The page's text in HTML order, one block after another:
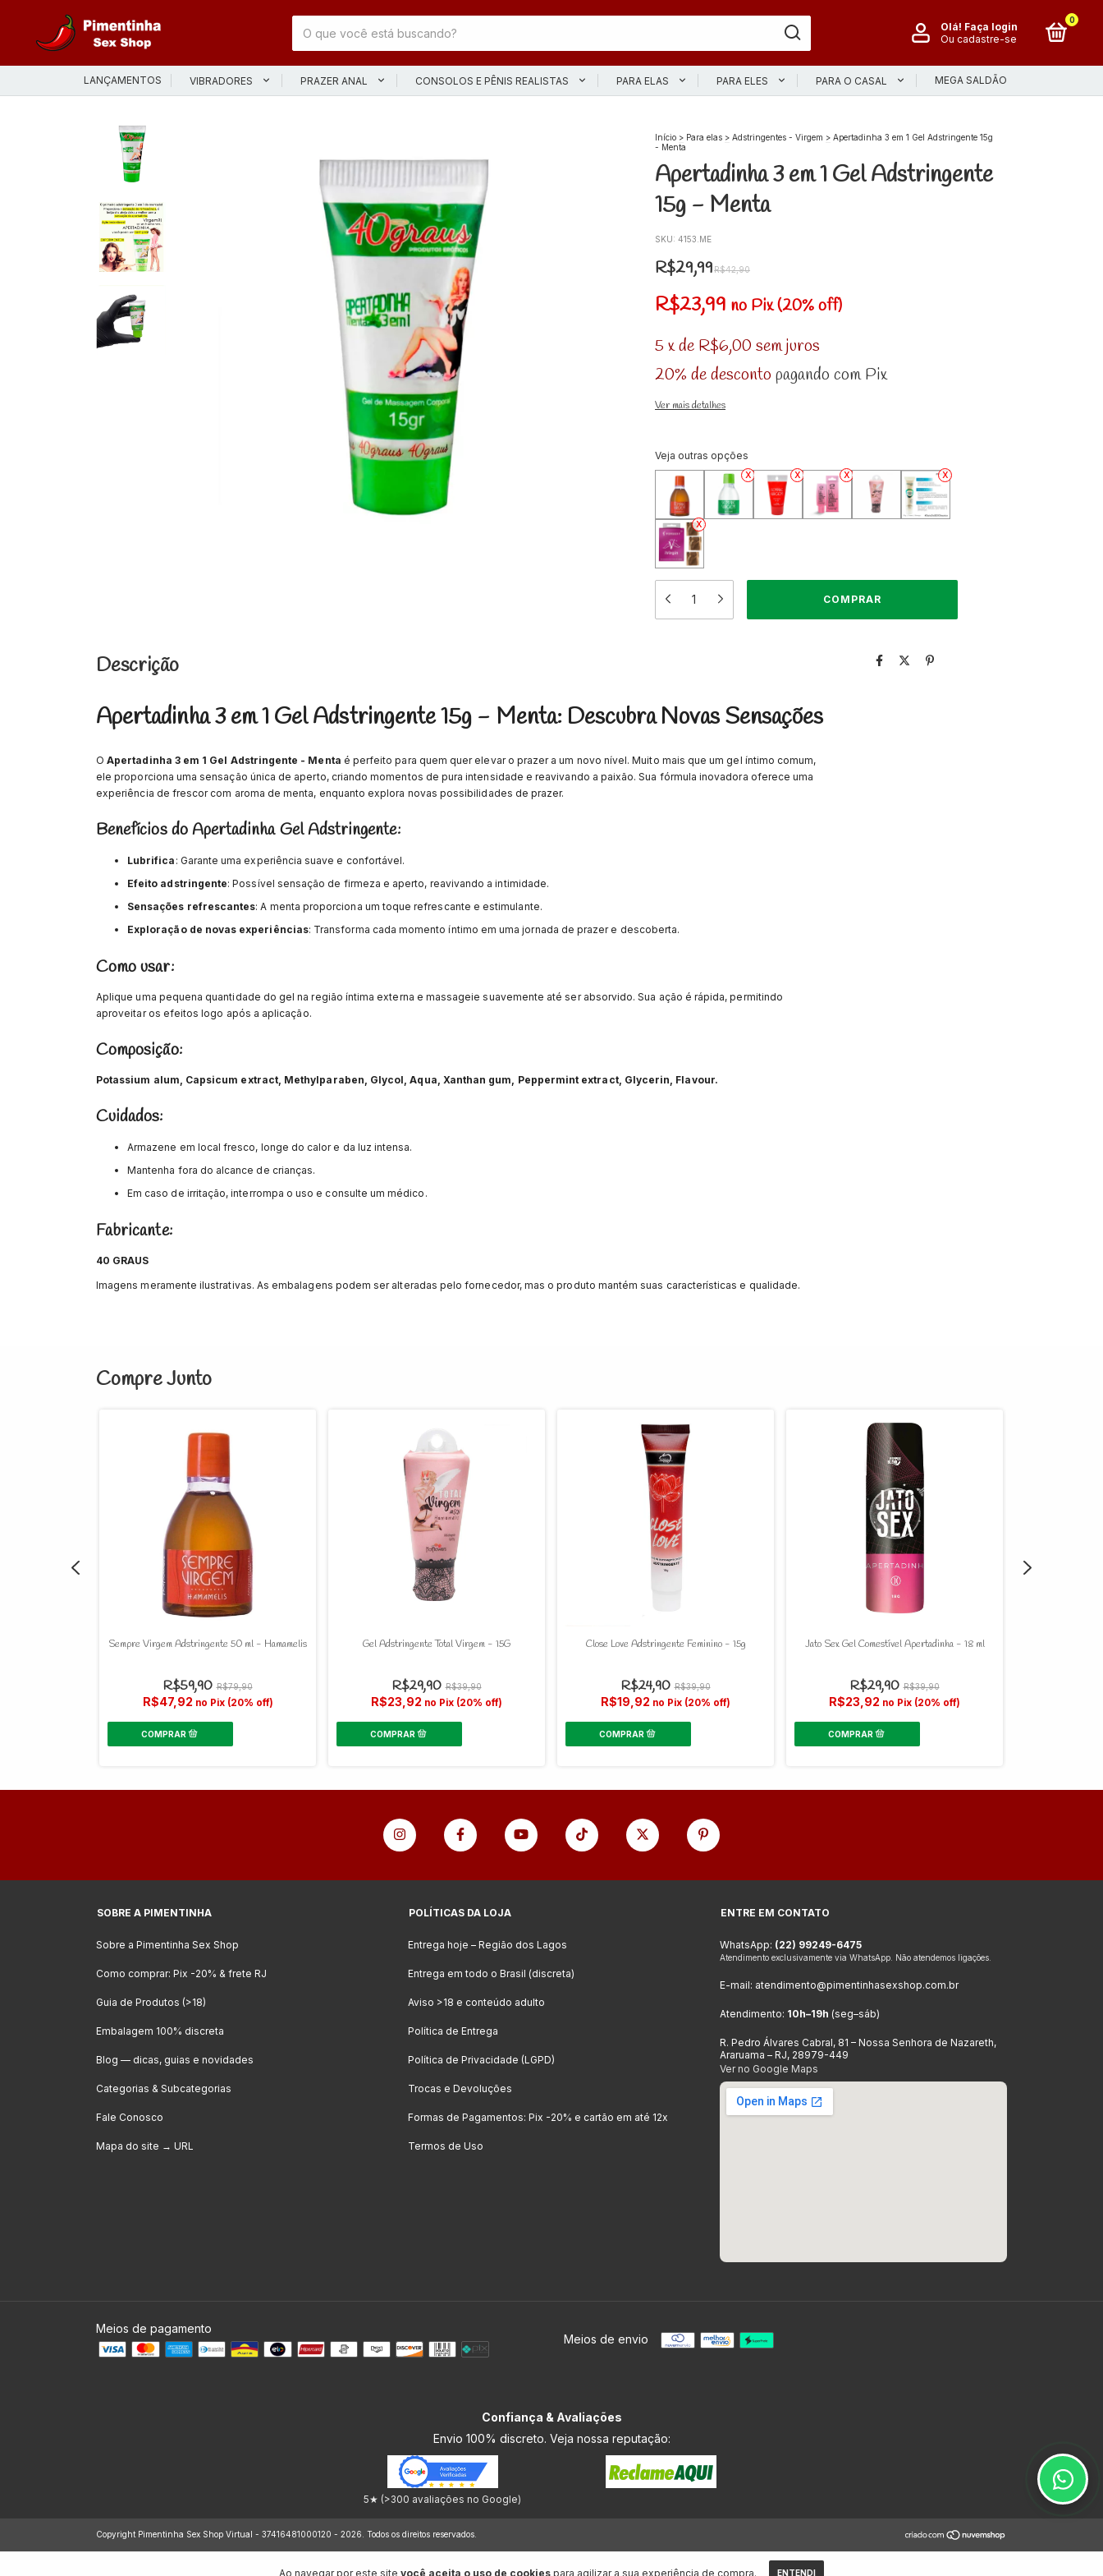
Olá! Faça login
Ou cadastre-se
0
LANÇAMENTOS VIBRADORES PRAZER ANAL CONSOLOS E PÊNIS REALISTAS PARA ELAS PARA ELES PARA O CASAL MEGA SALDÃO
Ao navegar por este site você aceita o uso de cookies para agilizar a sua experiência de compra. ENTENDI
Início > Para elas > Adstringentes - Virgem > Apertadinha 3 em 1 Gel Adstringente 15g
- Menta
Apertadinha 3 em 1 Gel Adstringente
15g - Menta
SKU: 4153.ME
R$29,99R$42,90
R$23,99 no Pix (20% off)
5 xde R$6,00 sem juros
20% de desconto pagando com Pix
Ver mais detalhes
Veja outras opções
Descrição
Apertadinha 3 em 1 Gel Adstringente 15g - Menta: Descubra Novas Sensações
OApertadinha 3 em 1 Gel Adstringente - Menta é perfeito para quem quer elevar o prazer a um novo nível. Muito mais que um gel íntimo comum,
ele proporciona uma sensação única de aperto, criando momentos de pura intensidade e reavivando a paixão. Sua fórmula inovadora oferece uma
experiência de frescor com aroma de menta, enquanto explora novas possibilidades de prazer.
Benefícios do Apertadinha Gel Adstringente:
Lubrifica : Garante uma experiência suave e confortável.
Efeito adstringente: Possível sensação de firmeza e aperto, reavivando a intimidade.
Sensações refrescantes: A menta proporciona um toque refrescante e estimulante.
Exploração de novas experiências: Transforma cada momento íntimo em uma jornada de prazer e descoberta.
Como usar:
Aplique uma pequena quantidade do gel na região íntima externa e massageie suavemente até ser absorvido. Sua ação é rápida, permitindo
aproveitar os efeitos logo após a aplicação.
Composição:
Potassium alum, Capsicum extract, Methylparaben, Glycol, Aqua, Xanthan gum, Peppermint extract, Glycerin, Flavour.
Cuidados:
Armazene em local fresco, longe do calor e da luz intensa.
Mantenha fora do alcance de crianças.
Em caso de irritação, interrompa o uso e consulte um médico.
Fabricante:
40 GRAUS
Imagens meramente ilustrativas. As embalagens podem ser alteradas pelo fornecedor, mas o produto mantém suas características e qualidade.
Compre Junto
Sempre Virgem Adstringente 50 ml - Hamamelis
R$59,90 R$79,90
R$47,92 no Pix (20% off)
Gel Adstringente Total Virgem - 15G
R$29,90 R$39,90
R$23,92 no Pix (20% off)
Close Love Adstringente Feminino - 15g
R$24,90 R$39,90
R$19,92 no Pix (20% off)
Jato Sex Gel Comestível Apertadinha - 18 ml
R$29,90 R$39,90
R$23,92 no Pix (20% off)
SOBRE A PIMENTINHA
Sobre a Pimentinha Sex Shop
Como comprar: Pix -20% & frete RJ
Guia de Produtos (>18)
Embalagem 100% discreta
Blog — dicas, guias e novidades
Categorias & Subcategorias
Fale Conosco
Mapa do site → URL
POLÍTICAS DA LOJA
Entrega hoje – Região dos Lagos
Entrega em todo o Brasil (discreta)
Aviso >18 e conteúdo adulto
Política de Entrega
Política de Privacidade (LGPD)
Trocas e Devoluções
Formas de Pagamentos: Pix -20% e cartão em até 12x
Termos de Uso
ENTRE EM CONTATO
WhatsApp: (22) 99249-6475
Atendimento exclusivamente via WhatsApp. Não atendemos ligações.
E-mail: atendimento@pimentinhasexshop.com.br
Atendimento: 10h–19h (seg–sáb)
R. Pedro Álvares Cabral, 81 – Nossa Senhora de Nazareth,
Araruama – RJ, 28979-449
Ver no Google Maps
Meios de pagamento
Meios de envio
Confiança & Avaliações
Envio 100% discreto. Veja nossa reputação:
5★ (>300 avaliações no Google)
Copyright Pimentinha Sex Shop Virtual - 37416481000120 - 2026. Todos os direitos reservados.